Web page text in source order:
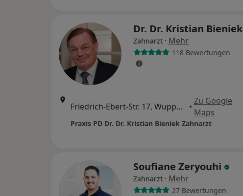
Dr. Dr. Kristian Bieniek
Zahnarzt · Mehr
118 Bewertungen
Friedrich-Ebert-Str. 17, Wuppertal •
Zu Google
Maps
Praxis PD Dr. Dr. Kristian Bieniek Zahnarzt
Soufiane Zeryouhi
Zahnarzt · Mehr
27 Bewertungen